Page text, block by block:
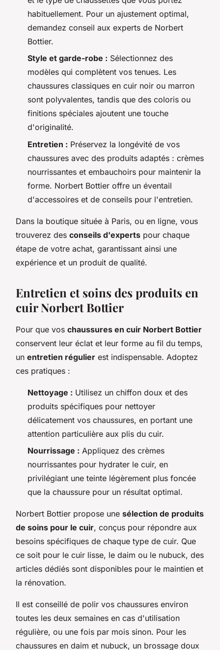
habituellement. Pour un ajustement optimal,
demandez conseil aux experts de Norbert
Bottier.
Style et garde-robe : Sélectionnez des
modèles qui complètent vos tenues. Les
chaussures classiques en cuir noir ou marron
sont polyvalentes, tandis que des coloris ou
finitions spéciales ajoutent une touche
d'originalité.
Entretien : Préservez la longévité de vos
chaussures avec des produits adaptés : crèmes
nourrissantes et embauchoirs pour maintenir la
forme. Norbert Bottier offre un éventail
d'accessoires et de conseils pour l'entretien.
Dans la boutique située à Paris, ou en ligne, vous
trouverez des conseils d'experts pour chaque
étape de votre achat, garantissant ainsi une
expérience et un produit de qualité.
Entretien et soins des produits en
cuir Norbert Bottier
Pour que vos chaussures en cuir Norbert Bottier
conservent leur éclat et leur forme au fil du temps,
un entretien régulier est indispensable. Adoptez
ces pratiques :
Nettoyage : Utilisez un chiffon doux et des
produits spécifiques pour nettoyer
délicatement vos chaussures, en portant une
attention particulière aux plis du cuir.
Nourrissage : Appliquez des crèmes
nourrissantes pour hydrater le cuir, en
privilégiant une teinte légèrement plus foncée
que la chaussure pour un résultat optimal.
Norbert Bottier propose une sélection de produits
de soins pour le cuir, conçus pour répondre aux
besoins spécifiques de chaque type de cuir. Que
ce soit pour le cuir lisse, le daim ou le nubuck, des
articles dédiés sont disponibles pour le maintien et
la rénovation.
Il est conseillé de polir vos chaussures environ
toutes les deux semaines en cas d'utilisation
régulière, ou une fois par mois sinon. Pour les
chaussures en daim et nubuck, un brossage doux